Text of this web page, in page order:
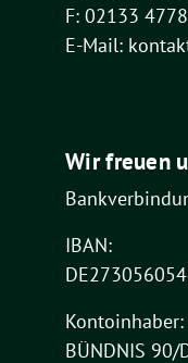
F: 02133
E-Mail:
Wir freuen
IBAN:
Kontoinhaber:
BÜNDNIS 90/